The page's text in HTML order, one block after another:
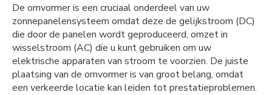
De omvormer is een cruciaal onderdeel van uw
zonnepanelensysteem omdat deze de gelijkstroom (DC)
die door de panelen wordt geproduceerd, omzet in
wisselstroom (AC) die u kunt gebruiken om uw
elektrische apparaten van stroom te voorzien. De juiste
plaatsing van de omvormer is van groot belang, omdat
een verkeerde locatie kan leiden tot prestatieproblemen.